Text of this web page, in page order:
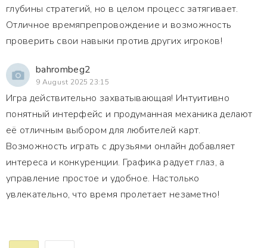
глубины стратегий, но в целом процесс затягивает.
Отличное времяпрепровождение и возможность
проверить свои навыки против других игроков!
bahrombeg2
9 August 2025 23:15
Игра действительно захватывающая! Интуитивно
понятный интерфейс и продуманная механика делают
её отличным выбором для любителей карт.
Возможность играть с друзьями онлайн добавляет
интереса и конкуренции. Графика радует глаз, а
управление простое и удобное. Настолько
увлекательно, что время пролетает незаметно!